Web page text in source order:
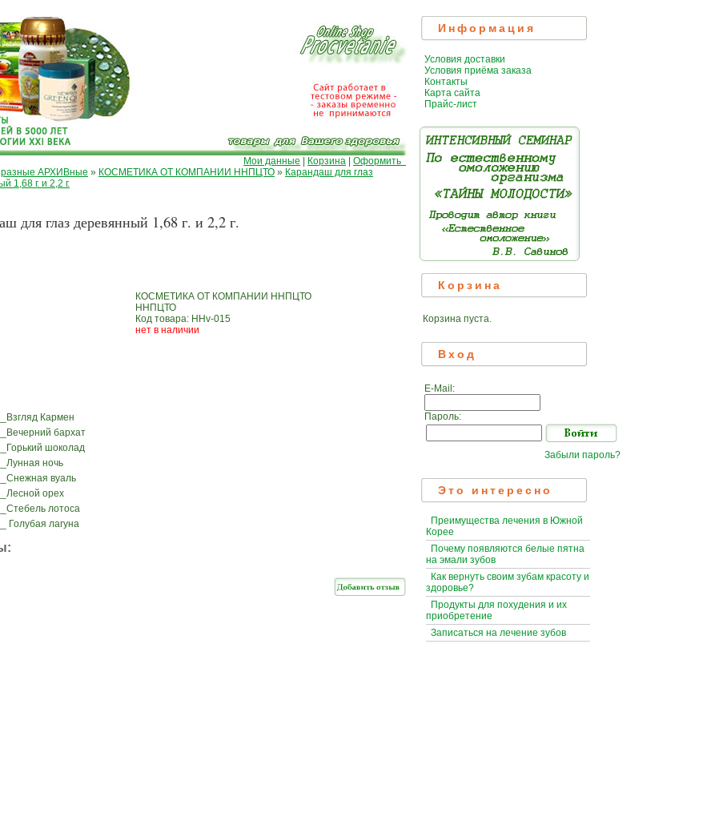
Мои данные Корзина
Оформить
разные АРХИВные » КОСМЕТИКА ОТ КОМПАНИИ ННПЦТО » Карандаш для глаз
1,68 г. и 2,2 г.
для глаз деревянный 1,68 г. и 2,2 г.
КОСМЕТИКА ОТ КОМПАНИИ ННПЦТО
ННПЦТО
Код товара: ННv-015
нет в наличии
Кармен
бархат
шоколад
ночь
вуаль
орех
лотоса
Голубая лагуна
Информация
Условия доставки
Условия приёма заказа
Контакты
Карта сайта
Прайс-лист
Корзина
Корзина пуста.
Вход
E-Mail:
Пароль:
Забыли пароль?
Это интересно
Преимущества лечения в Южной
Корее
Почему появляются белые пятна
на эмали зубов
Как вернуть своим зубам красоту и
здоровье?
Продукты для похудения и их
приобретение
Записаться на лечение зубов